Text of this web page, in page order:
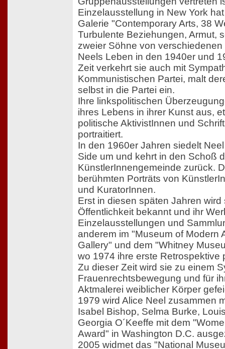
Einzelausstellung in New York
Galerie "Contemporary Arts, 38
Turbulente Beziehungen, Armut,
zweier Söhne von
Neels Leben in den 1940er und
Zeit verkehrt sie auch mit
Kommunistischen Partei, malt
selbst in die Partei ein.
Ihre linkspolitischen
ihres Lebens in ihrer Kunst aus,
politische AktivistInnen und
portraitiert.
In den 1960er Jahren siedelt
Side um und kehrt in den Schoß
KünstlerInnengemeinde zurück.
berühmten Porträts von
und KuratorInnen.
Erst in diesen späten Jahren wird
Öffentlichkeit bekannt und ihr
Einzelausstellungen und
anderem im "Museum of Modern
Gallery" und dem "Whitney
wo 1974 ihre erste Retrospektive
Zu dieser Zeit wird sie zu einem
Frauenrechtsbewegung und für
Aktmalerei weiblicher Körper
1979 wird Alice Neel zusammen
Isabel Bishop, Selma Burke,
Georgia O´Keeffe mit dem
Award" in Washington D.C.
2005 widmet das "National